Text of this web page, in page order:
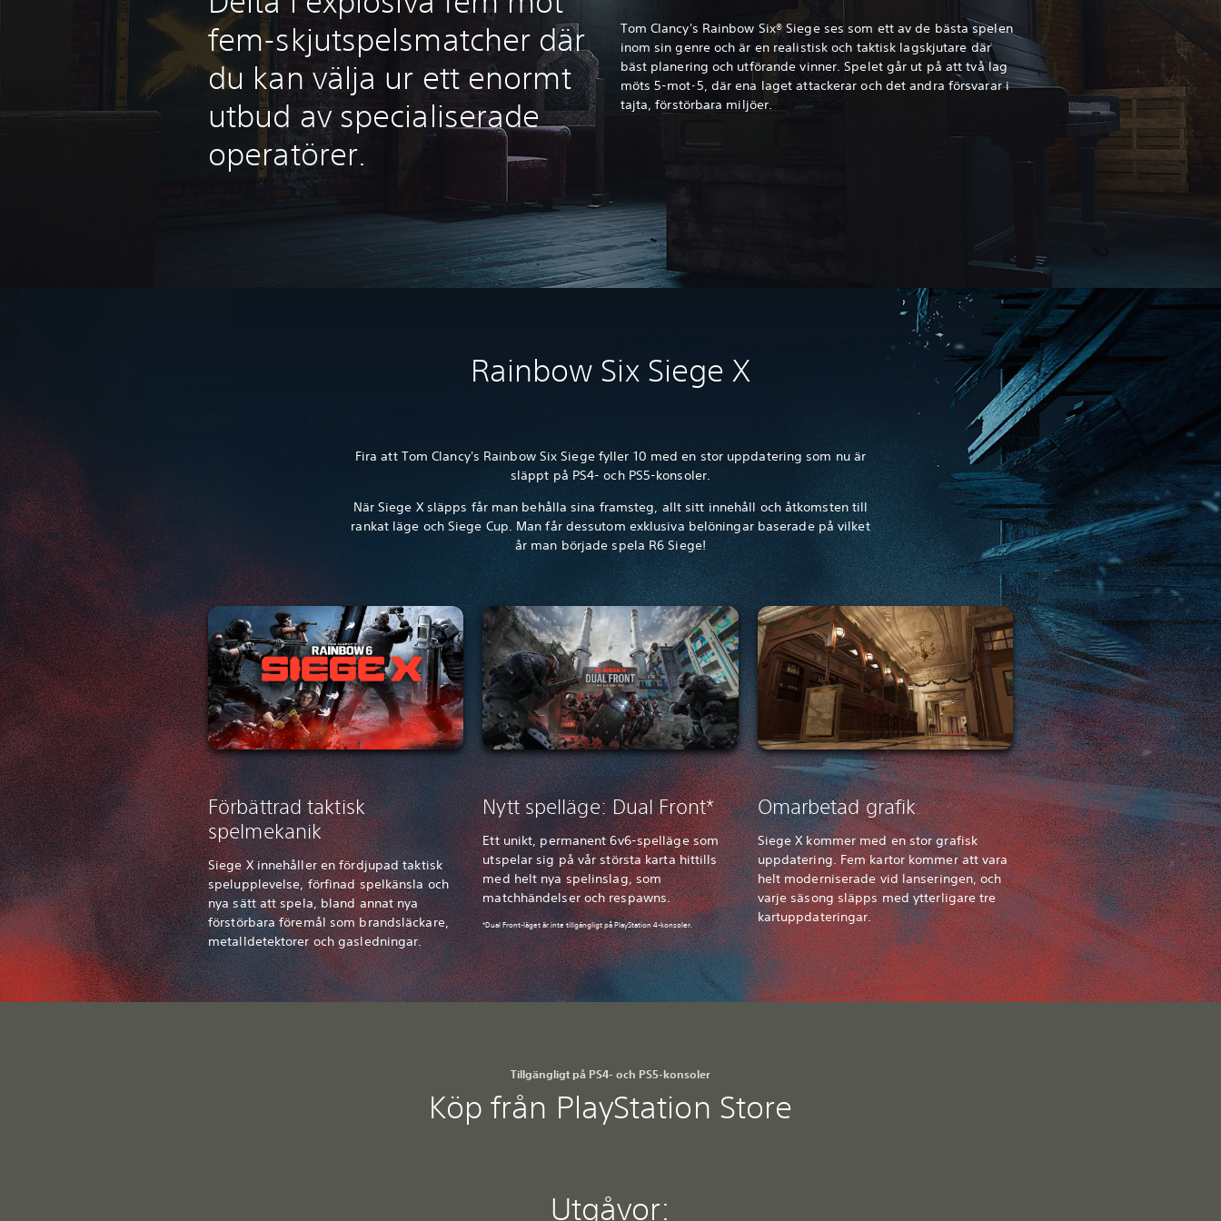
fem-skjutspelsmatcher där
du kan välja ur ett enormt
utbud av specialiserade
operatörer.
Tom Clancy's Rainbow Six® Siege ses som ett av de bästa spelen
inom sin genre och är en realistisk och taktisk lagskjutare där
bäst planering och utförande vinner. Spelet går ut på att två lag
möts 5-mot-5, där ena laget attackerar och det andra försvarar i
tajta, förstörbara miljöer.
Rainbow Six Siege X
Fira att Tom Clancy's Rainbow Six Siege fyller 10 med en stor uppdatering som nu är
släppt på PS4- och PS5-konsoler.
När Siege X släpps får man behålla sina framsteg, allt sitt innehåll och åtkomsten till
rankat läge och Siege Cup. Man får dessutom exklusiva belöningar baserade på vilket
år man började spela R6 Siege!
Förbättrad taktisk
spelmekanik
Siege X innehåller en fördjupad taktisk
spelupplevelse, förfinad spelkänsla och
nya sätt att spela, bland annat nya
förstörbara föremål som brandsläckare,
metalldetektorer och gasledningar.
Nytt spelläge: Dual Front*
Ett unikt, permanent 6v6-spelläge som
utspelar sig på vår största karta hittills
med helt nya spelinslag, som
matchhändelser och respawns.
*Dual Front-läget är inte tillgängligt på PlayStation 4-konsoler.
Omarbetad grafik
Siege X kommer med en stor grafisk
uppdatering. Fem kartor kommer att vara
helt moderniserade vid lanseringen, och
varje säsong släpps med ytterligare tre
kartuppdateringar.
Tillgängligt på PS4- och PS5-konsoler
Köp från PlayStation Store
Utgåvor: